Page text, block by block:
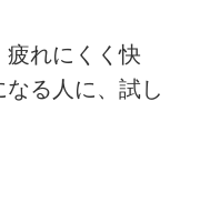
れにくく快
る人に、試し